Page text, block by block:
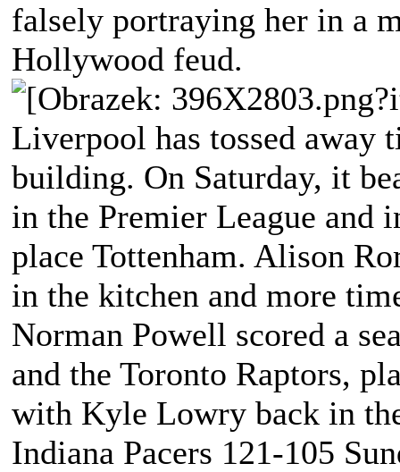
falsely portraying her in a
Hollywood feud.
Liverpool has tossed away
building. On Saturday, it
in the Premier League and
place Tottenham. Alison
in the kitchen and more
Norman Powell scored a
and the Toronto Raptors,
with Kyle Lowry back in
Indiana Pacers 121-105